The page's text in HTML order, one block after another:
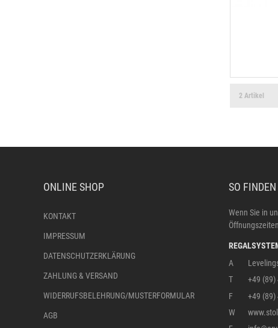
2 Artikel
ONLINE SHOP
KONTAKT
IMPRESSUM
DATENSCHUTZERKLÄRUNG
ZAHLUNG & VERSAND
WIDERRUFSBELEHRUNG/MUSTERFORMULAR
AGB
SO
Wenn Sie in
A
T
+49 (89)
F
+49 (89)
W